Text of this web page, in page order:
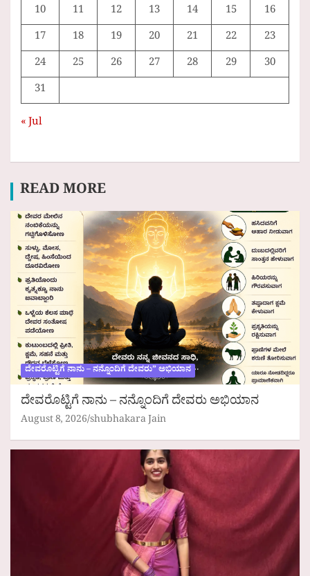
10 11 12 13 14 15
16
17
18 19 20 21 22
23
24
25 26 27 28 29
30
31
« Jul
READ MORE
ದೇವರೊಟ್ಟಿಗೆ ನಾನು – ನನ್ನೊಂದಿಗೆ ದೇವರು” ಅಭಿಯಾನ
ದೇವರೊಟ್ಟಿಗೆ ನಾನು – ನನ್ನೊಂದಿಗೆ ದೇವರು ಅಭಿಯಾನ
August 8, 2026 shubhakara Jain